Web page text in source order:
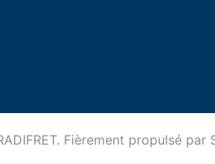
Fièrement propulsé par